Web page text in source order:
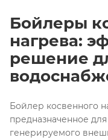
Бойлеры
нагрева:
решение
Бойлер косвенного
предназначенное
генерируемого